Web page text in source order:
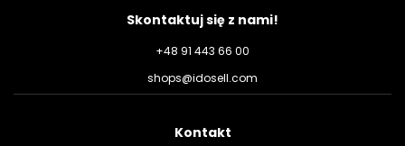
Skontaktuj się z nami!
+48 91 443 66 00
shops@idosell.com
Kontakt